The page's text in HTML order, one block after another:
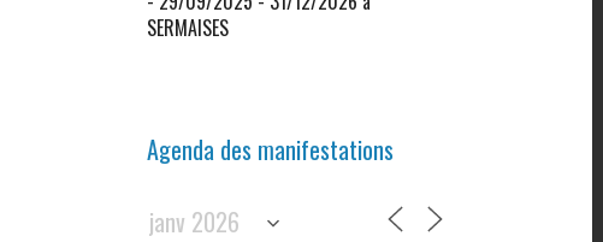
SERMAISES
Agenda des manifestations